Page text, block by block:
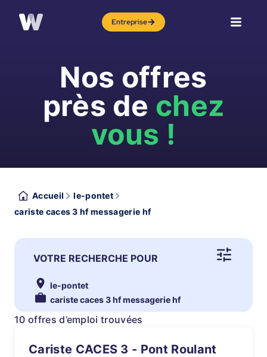
Entreprise
Nos offres
près de chez
vous !
Accueil
le-pontet
cariste caces 3 hf messagerie hf
VOTRE RECHERCHE POUR
le-pontet
cariste caces 3 hf messagerie hf
10 offres d’emploi trouvées
Cariste CACES 3 - Pont Roulant